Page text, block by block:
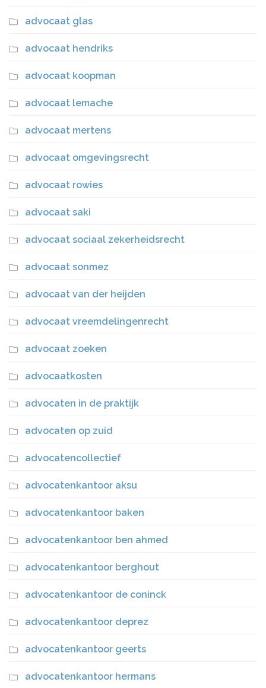
advocaat glas
advocaat hendriks
advocaat koopman
advocaat lemache
advocaat mertens
advocaat omgevingsrecht
advocaat rowies
advocaat saki
advocaat sociaal zekerheidsrecht
advocaat sonmez
advocaat van der heijden
advocaat vreemdelingenrecht
advocaat zoeken
advocaatkosten
advocaten in de praktijk
advocaten op zuid
advocatencollectief
advocatenkantoor aksu
advocatenkantoor baken
advocatenkantoor ben ahmed
advocatenkantoor berghout
advocatenkantoor de coninck
advocatenkantoor deprez
advocatenkantoor geerts
advocatenkantoor hermans